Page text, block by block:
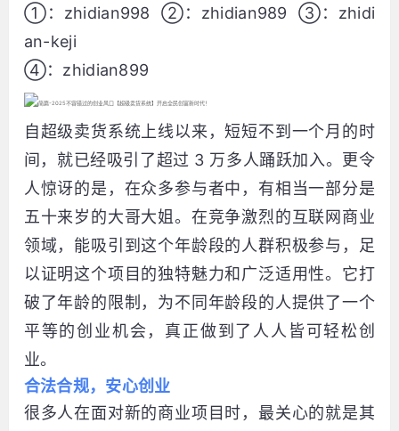
①：zhidian998 ②：zhidian989 ③：zhidi
an-keji
④：zhidian899
自超级卖货系统上线以来，短短不到一个月的时
间，就已经吸引了超过 3 万多人踊跃加入。更令
人惊讶的是，在众多参与者中，有相当一部分是
五十来岁的大哥大姐。在竞争激烈的互联网商业
领域，能吸引到这个年龄段的人群积极参与，足
以证明这个项目的独特魅力和广泛适用性。它打
破了年龄的限制，为不同年龄段的人提供了一个
平等的创业机会，真正做到了人人皆可轻松创
业。
合法合规，安心创业
很多人在面对新的商业项目时，最关心的就是其